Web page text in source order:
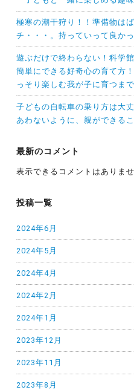
極寒の潮干狩り！！準備物は
チ・・・。持っていって良か
遊ぶだけで終わらない！科学
簡単にできる好奇心の育て方
っそり楽しむ我が子に育つまで
子どもの自転車の乗り方は大
あわないように、親ができるこ
最新のコメント
表示できるコメントはありませ
投稿一覧
2024年6月
2024年5月
2024年4月
2024年2月
2024年1月
2023年12月
2023年11月
2023年8月